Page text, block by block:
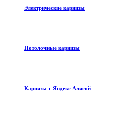
Электрические карнизы
Потолочные карнизы
Карнизы с Яндекс Алисой